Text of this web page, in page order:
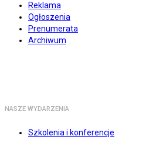
Reklama
Ogłoszenia
Prenumerata
Archiwum
NASZE WYDARZENIA
Szkolenia i konferencje